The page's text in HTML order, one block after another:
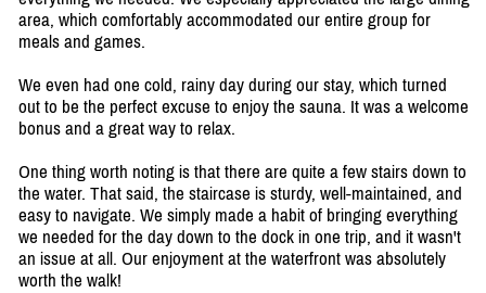
area, which comfortably accommodated our entire group for
meals and games.
We even had one cold, rainy day during our stay, which turned
out to be the perfect excuse to enjoy the sauna. It was a welcome
bonus and a great way to relax.
One thing worth noting is that there are quite a few stairs down to
the water. That said, the staircase is sturdy, well-maintained, and
easy to navigate. We simply made a habit of bringing everything
we needed for the day down to the dock in one trip, and it wasn't
an issue at all. Our enjoyment at the waterfront was absolutely
worth the walk!